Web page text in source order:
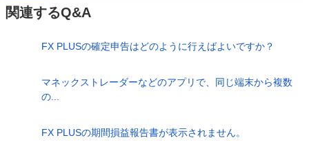
関連するQ&A
FX PLUSの確定申告はどのように行えばよいですか？
マネックストレーダーなどのアプリで、同じ端末から複数
の...
FX PLUSの期間損益報告書が表示されません。